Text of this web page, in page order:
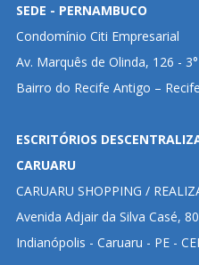
SEDE - PERNAMBUCO
Condomínio Citi Empresarial
Av. Marquês de Olinda, 126 -
Bairro do Recife Antigo –
ESCRITÓRIOS
CARUARU
CARUARU SHOPPING /
Avenida Adjair da Silva Casé,
Indianópolis - Caruaru - PE -